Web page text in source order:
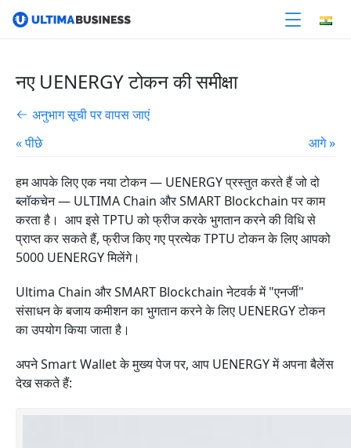
नए UENERGY टोकन की समीक्षा
अनुभाग सूची पर वापस जाएं
« पीछे
आगे »
हम आपके लिए एक नया टोकन — UENERGY प्रस्तुत करते हैं जो दो
ब्लॉकचेन — ULTIMA Chain और SMART Blockchain पर काम
करता है। आप इसे TPTU को फ्रीज करके भुगतान करने की विधि से
प्राप्त कर सकते हैं, फ्रीज किए गए प्रत्येक TPTU टोकन के लिए आपको
5000 UENERGY मिलेंगे।
Ultima Chain और SMART Blockchain नेटवर्क में"एनर्जी"
संसाधन के बजाय कमीशन का भुगतान करने के लिए UENERGY टोकन
का उपयोग किया जाता है।
अपने Smart Wallet के मुख्य पेज पर, आप UENERGY में अपना बैलेंस
देख सकते हैं: